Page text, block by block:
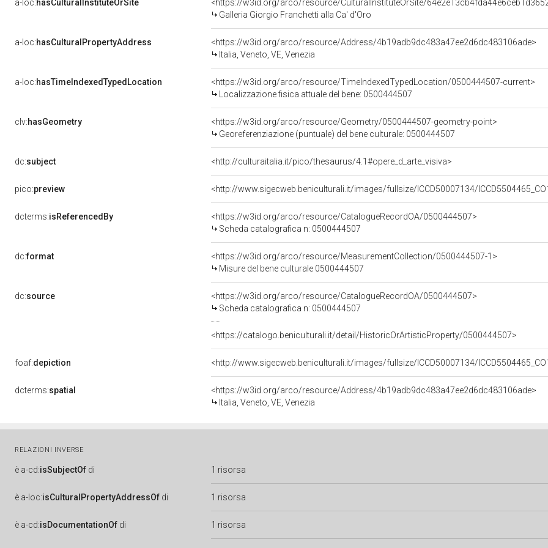
a-loc:hasCulturalInstituteOrSite
<https://w3id.org/arco/resource/CulturalInstituteOrSite/
Galleria Giorgio Franchetti alla Ca' d'Oro
a-loc:hasCulturalPropertyAddress
<https://w3id.org/arco/resource/Address/4b19adb9dc483a47ee2d6dc483106ade>
Italia, Veneto, VE, Venezia
a-loc:hasTimeIndexedTypedLocation
<https://w3id.org/arco/resource/TimeIndexedTypedLocation/0500444507-current>
Localizzazione fisica attuale del bene: 0500444507
clv:hasGeometry
<https://w3id.org/arco/resource/Geometry/0500444507-geometry-point>
Georeferenziazione (puntuale) del bene culturale: 0500444507
dc:subject <http://culturaitalia.it/pico/thesaurus/4.1#opere_d_arte_visiva>
pico:preview <http://www.sigecweb.beniculturali.it/images/fullsize/ICCD50007134/
dcterms:isReferencedBy
<https://w3id.org/arco/resource/CatalogueRecordOA/0500444507>
Scheda catalografica n: 0500444507
dc:format
<https://w3id.org/arco/resource/MeasurementCollection/0500444507-1>
Misure del bene culturale 0500444507
dc:source
<https://w3id.org/arco/resource/CatalogueRecordOA/0500444507>
Scheda catalografica n: 0500444507
<https://catalogo.beniculturali.it/detail/HistoricOrArtisticProperty/0500444507>
foaf:depiction <http://www.sigecweb.beniculturali.it/images/fullsize/ICCD50007134/
dcterms:spatial
<https://w3id.org/arco/resource/Address/4b19adb9dc483a47ee2d6dc483106ade>
Italia, Veneto, VE, Venezia
RELAZIONI INVERSE
è a-cd:isSubjectOf di 1 risorsa
è a-loc:isCulturalPropertyAddressOf di 1 risorsa
è a-cd:isDocumentationOf di 1 risorsa